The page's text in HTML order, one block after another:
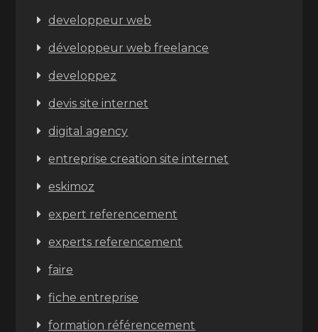
developpeur web
développeur web freelance
developpez
devis site internet
digital agency
entreprise creation site internet
eskimoz
expert referencement
experts referencement
faire
fiche entreprise
formation référencement